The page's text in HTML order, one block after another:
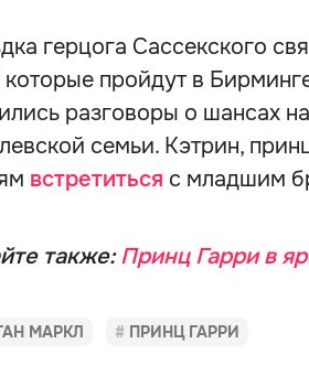
герцога Сассекского
которые пройдут в
разговоры о шансах
семьи. Кэтрин,
встретиться с младшим
также:Принц Гарри в
МАРКЛ ПРИНЦ ГАРРИ